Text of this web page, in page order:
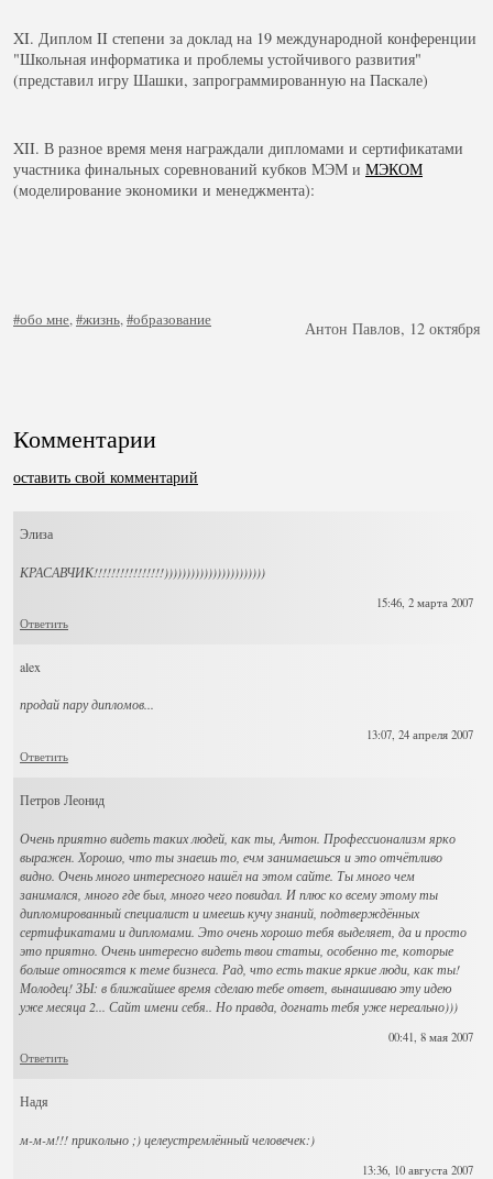
XI. Диплом II степени за доклад на 19 международной конференции
"Школьная информатика и проблемы устойчивого развития"
(представил игру Шашки, запрограммированную на Паскале)
XII. В разное время меня награждали дипломами и сертификатами
участника финальных соревнований кубков МЭМ и МЭКОМ
(моделирование экономики и менеджмента):
#обо мне,#жизнь,#образование Антон Павлов, 12 октября
Комментарии
оставить свой комментарий
Элиза
КРАСАВЧИК!!!!!!!!!!!!!!!!)))))))))))))))))))))))
15:46, 2 марта 2007
Ответить
alex
продай пару дипломов...
13:07, 24 апреля 2007
Ответить
Петров Леонид
Очень приятно видеть таких людей, как ты, Антон. Профессионализм ярко
выражен. Хорошо, что ты знаешь то, ечм занимаешься и это отчётливо
видно. Очень много интересного нашёл на этом сайте. Ты много чем
занимался, много где был, много чего повидал. И плюс ко всему этому ты
дипломированный специалист и имеешь кучу знаний, подтверждённых
сертификатами и дипломами. Это очень хорошо тебя выделяет, да и просто
это приятно. Очень интересно видеть твои статьи, особенно те, которые
больше относятся к теме бизнеса. Рад, что есть такие яркие люди, как ты!
Молодец! ЗЫ: в ближайшее время сделаю тебе ответ, вынашиваю эту идею
уже месяца 2... Сайт имени себя.. Но правда, догнать тебя уже нереально)))
00:41, 8 мая 2007
Ответить
Надя
м-м-м!!! прикольно ;) целеустремлённый человечек:)
13:36, 10 августа 2007